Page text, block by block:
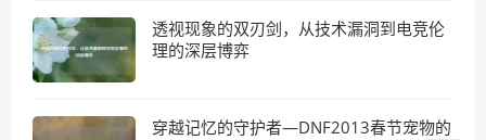
透视现象的双刃剑，从技术漏洞到电竞伦
理的深层博弈
穿越记忆的守护者—DNF2013春节宠物的